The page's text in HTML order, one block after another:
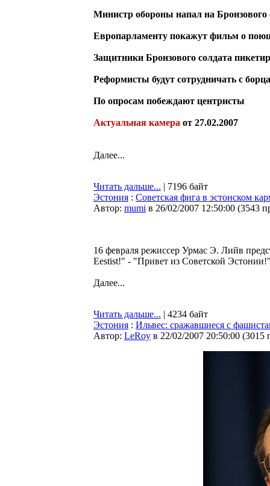
Министр обороны напал на Бронзового
Европарламенту покажут фильм о
Защитники Бронзового солдата
Реформисты будут сотрудничать с
По опросам побеждают центристы
Актуальная камера от 27.02.2007
Далее...
Читать дальше... | 7196 байт
Эстония : Советская фига в эстонском
Автор: mumi в 26/02/2007 12:50:00 (3543
16 февраля режиссер Урмас Э. Лийв
Eestist!" - "Привет из Советской
Далее...
Читать дальше... | 4234 байт
Эстония : Ильвес: сражавшиеся с
Автор: LeRoy в 22/02/2007 20:50:00 (3015